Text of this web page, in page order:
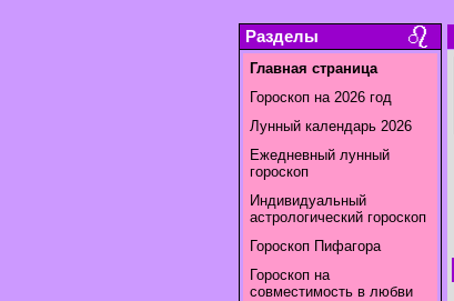
Разделы
Главная страница
Гороскоп на 2026 год
Лунный календарь 2026
Ежедневный лунный
гороскоп
Индивидуальный
астрологический гороскоп
Гороскоп Пифагора
Гороскоп на
совместимость в любви